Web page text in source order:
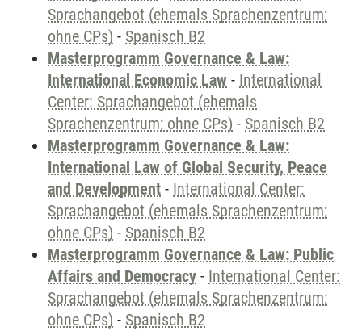
Sprachangebot (ehemals Sprachenzentrum;
ohne CPs) - Spanisch B2
Masterprogramm Governance & Law:
International Economic Law - International
Center: Sprachangebot (ehemals
Sprachenzentrum; ohne CPs) - Spanisch B2
Masterprogramm Governance & Law:
International Law of Global Security, Peace
and Development - International Center:
Sprachangebot (ehemals Sprachenzentrum;
ohne CPs) - Spanisch B2
Masterprogramm Governance & Law: Public
Affairs and Democracy - International Center:
Sprachangebot (ehemals Sprachenzentrum;
ohne CPs) - Spanisch B2